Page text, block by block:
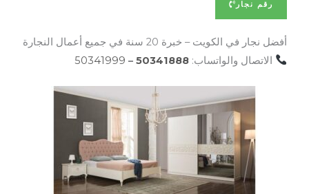
رقم نجار
أفضل نجار في الكويت – خبرة 20 سنة في جميع أعمال النجارة
الاتصال والواتساب:50341888
–
50341999